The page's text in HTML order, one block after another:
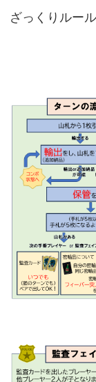
ざっくりルー